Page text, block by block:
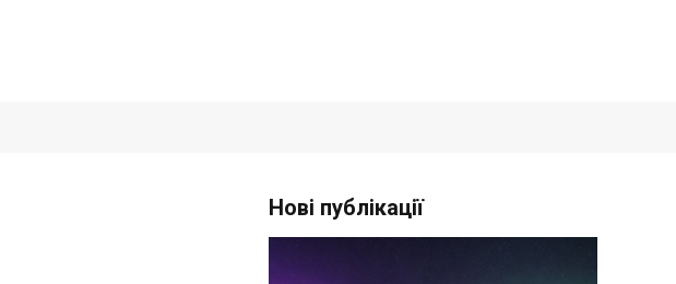
Нові публікації